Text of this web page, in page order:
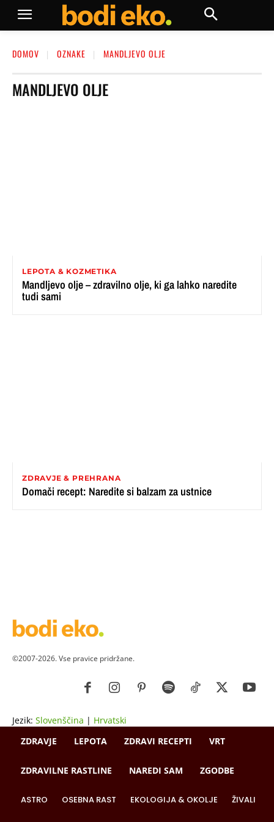
DOMOV OZNAKE MANDLJEVO OLJE
MANDLJEVO OLJE
LEPOTA & KOZMETIKA
Mandljevo olje – zdravilno olje, ki ga lahko naredite
tudi sami
ZDRAVJE & PREHRANA
Domači recept: Naredite si balzam za ustnice
©2007-2026. Vse pravice pridržane.
Jezik: Slovenščina | Hrvatski
ZDRAVJE
LEPOTA ZDRAVI RECEPTI VRT
ZDRAVILNE RASTLINE NAREDI SAM ZGODBE
ASTRO OSEBNA RAST EKOLOGIJA & OKOLJE ŽIVALI